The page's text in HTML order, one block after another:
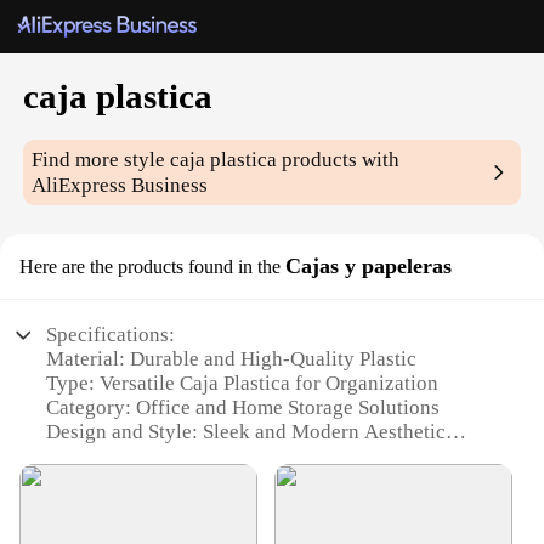
caja plastica
Find more stylecaja plastica products with
AliExpress Business
Here are the products found in the Cajas y papeleras
Specifications:
Material: Durable and High-Quality Plastic
Type: Versatile Caja Plastica for Organization
Category: Office and Home Storage Solutions
Design and Style: Sleek and Modern Aesthetic
Organizing Various Items